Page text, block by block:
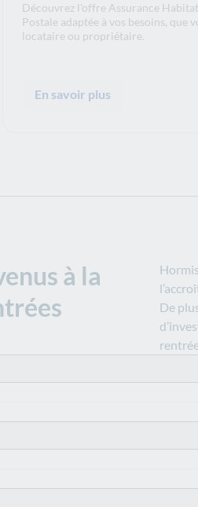
Découvrez l'offre Assurance
Postale adaptée à vos besoins, que
locataire ou propriétaire.
En savoir plus
à la
De